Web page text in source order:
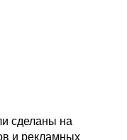
сделаны на
и рекламных